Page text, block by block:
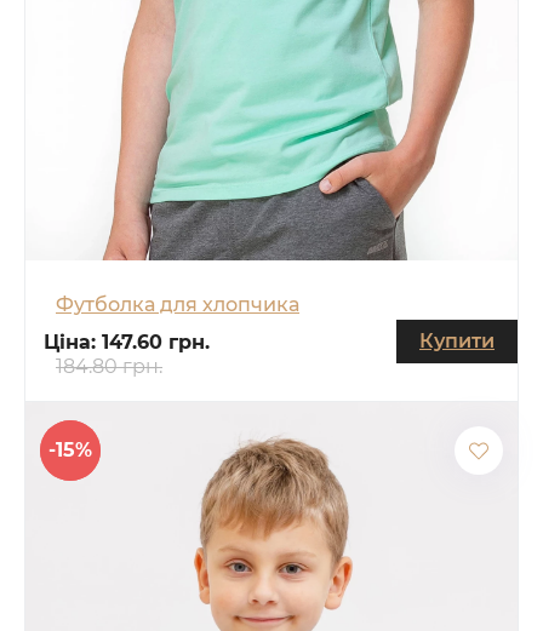
Футболка для хлопчика
Ціна: 147.60 грн.
184.80 грн.
Купити
-15%